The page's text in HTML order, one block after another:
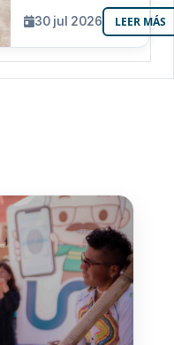
UMSA
resguarda 6
joyas de la
30 jul 2026 LEER MÁS